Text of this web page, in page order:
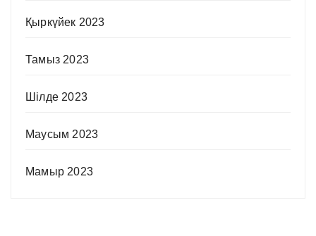
Қыркүйек 2023
Тамыз 2023
Шілде 2023
Маусым 2023
Мамыр 2023